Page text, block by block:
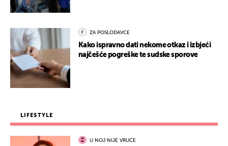
ZA POSLODAVCE
Kako ispravno dati nekome otkaz i izbjeći
najčešće pogreške te sudske sporove
LIFESTYLE
U NOJ NIJE VRUĆE